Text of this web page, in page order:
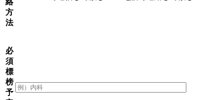
絡
方
法
必
須
標
榜
予